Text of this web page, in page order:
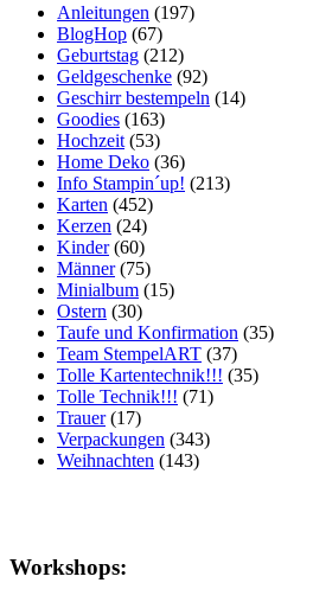
Anleitungen (197)
BlogHop (67)
Geburtstag (212)
Geldgeschenke (92)
Geschirr bestempeln (14)
Goodies (163)
Hochzeit (53)
Home Deko (36)
Info Stampin´up! (213)
Karten (452)
Kerzen (24)
Kinder(60)
Männer(75)
Minialbum (15)
Ostern (30)
Taufe und Konfirmation (35)
Team StempelART (37)
Tolle Kartentechnik!!! (35)
Tolle Technik!!! (71)
Trauer(17)
Verpackungen (343)
Weihnachten (143)
Workshops: